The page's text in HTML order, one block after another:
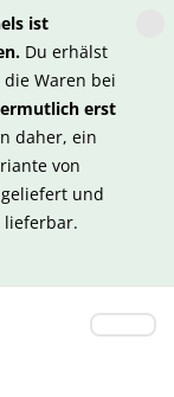
ist
Du erhälst
Waren bei
erst
daher, ein
von
und
lieferbar.